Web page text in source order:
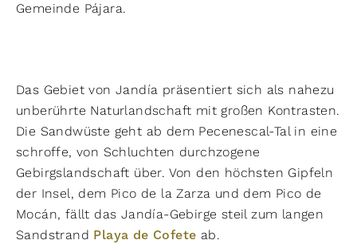
Gemeinde Pájara.
Das Gebiet von Jandía präsentiert sich als nahezu
unberührte Naturlandschaft mit großen Kontrasten.
Die Sandwüste geht ab dem Pecenescal-Tal in eine
schroffe, von Schluchten durchzogene
Gebirgslandschaft über. Von den höchsten Gipfeln
der Insel, dem Pico de la Zarza und dem Pico de
Mocán, fällt das Jandía-Gebirge steil zum langen
Sandstrand Playa de Cofete ab.